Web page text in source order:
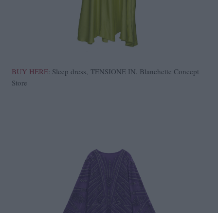
BUY HERE: Sleep dress, TENSIONE IN, Blanchette Concept
Store